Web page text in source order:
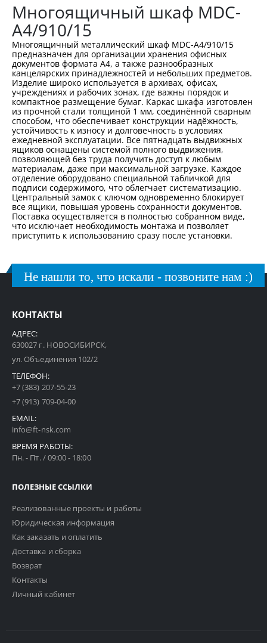
Многоящичный шкаф MDC-
A4/910/15
Многоящичный металлический шкаф MDC-A4/910/15
предназначен для организации хранения офисных
документов формата A4, а также разнообразных
канцелярских принадлежностей и небольших предметов.
Изделие широко используется в архивах, офисах,
учреждениях и рабочих зонах, где важны порядок и
компактное размещение бумаг. Каркас шкафа изготовлен
из прочной стали толщиной 1 мм, соединённой сварным
способом, что обеспечивает конструкции надёжность,
устойчивость к износу и долговечность в условиях
ежедневной эксплуатации. Все пятнадцать выдвижных
ящиков оснащены системой полного выдвижения,
позволяющей без труда получить доступ к любым
материалам, даже при максимальной загрузке. Каждое
отделение оборудовано специальной табличкой для
подписи содержимого, что облегчает систематизацию.
Центральный замок с ключом одновременно блокирует
все ящики, повышая уровень сохранности документов.
Поставка осуществляется в полностью собранном виде,
что исключает необходимость монтажа и позволяет
приступить к использованию сразу после установки.
Не нашли то, что искали - позвоните нам :)
КОНТАКТЫ
АДРЕС:
630027 г. НОВОСИБИРСК,
ул. Объединения 102/2
ТЕЛЕФОН:
+7 (383) 207-55-23
+7 (913) 709-04-00
EMAIL:
info@ft-nsk.com
ВРЕМЯ РАБОТЫ:
Пн. - Пт. / 09:00 - 18:00
ПОЛЕЗНЫЕ ССЫЛКИ
Реализованные проекты и работы
Юридическая информация
Как заказать и оплатить
Доставка и сборка
Возврат
Контакты
Личный кабинет